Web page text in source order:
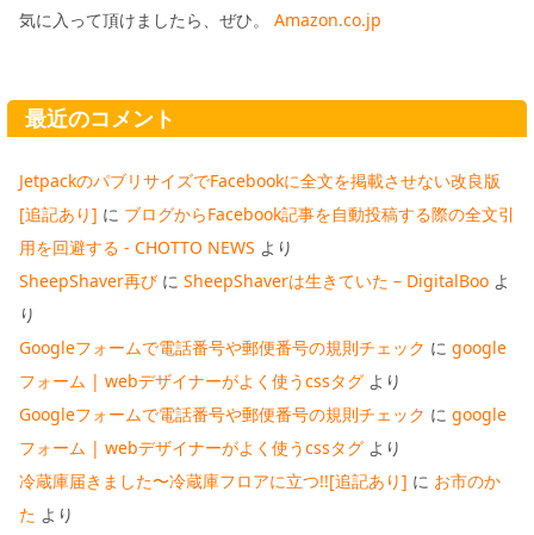
気に入って頂けましたら、ぜひ。 Amazon.co.jp
最近のコメント
JetpackのパブリサイズでFacebookに全文を掲載させない改良版
[追記あり] に ブログからFacebook記事を自動投稿する際の全文引
用を回避する - CHOTTO NEWS より
SheepShaver再び に SheepShaverは生きていた – DigitalBoo よ
り
Googleフォームで電話番号や郵便番号の規則チェック に google
フォーム | webデザイナーがよく使うcssタグ より
Googleフォームで電話番号や郵便番号の規則チェック に google
フォーム | webデザイナーがよく使うcssタグ より
冷蔵庫届きました〜冷蔵庫フロアに立つ!![追記あり] に お市のか
た より